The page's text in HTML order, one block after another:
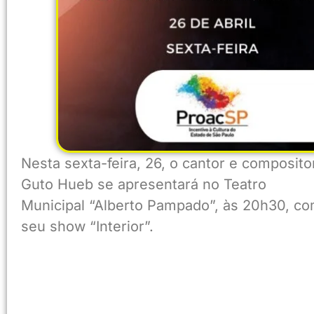
Nesta sexta-feira, 26, o cantor e
Guto Hueb se apresentará no Teatro
Municipal “Alberto Pampado”, às 20h30,
seu show “Interior”.